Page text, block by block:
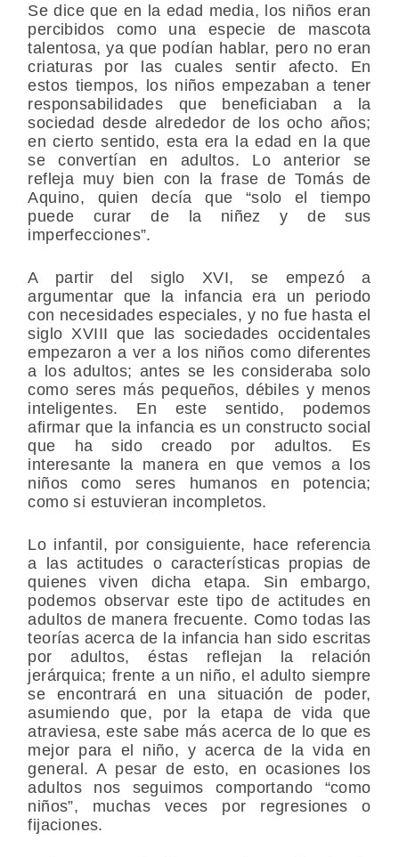
Se dice que en la edad media, los niños eran
percibidos como una especie de mascota
talentosa, ya que podían hablar, pero no eran
criaturas por las cuales sentir afecto. En
estos tiempos, los niños empezaban a tener
responsabilidades que beneficiaban a la
sociedad desde alrededor de los ocho años;
en cierto sentido, esta era la edad en la que
se convertían en adultos. Lo anterior se
refleja muy bien con la frase de Tomás de
Aquino, quien decía que “solo el tiempo
puede curar de la niñez y de sus
imperfecciones”.
A partir del siglo XVI, se empezó a
argumentar que la infancia era un periodo
con necesidades especiales, y no fue hasta el
siglo XVIII que las sociedades occidentales
empezaron a ver a los niños como diferentes
a los adultos; antes se les consideraba solo
como seres más pequeños, débiles y menos
inteligentes. En este sentido, podemos
afirmar que la infancia es un constructo social
que ha sido creado por adultos. Es
interesante la manera en que vemos a los
niños como seres humanos en potencia;
como si estuvieran incompletos.
Lo infantil, por consiguiente, hace referencia
a las actitudes o características propias de
quienes viven dicha etapa. Sin embargo,
podemos observar este tipo de actitudes en
adultos de manera frecuente. Como todas las
teorías acerca de la infancia han sido escritas
por adultos, éstas reflejan la relación
jerárquica; frente a un niño, el adulto siempre
se encontrará en una situación de poder,
asumiendo que, por la etapa de vida que
atraviesa, este sabe más acerca de lo que es
mejor para el niño, y acerca de la vida en
general. A pesar de esto, en ocasiones los
adultos nos seguimos comportando “como
niños”, muchas veces por regresiones o
fijaciones.